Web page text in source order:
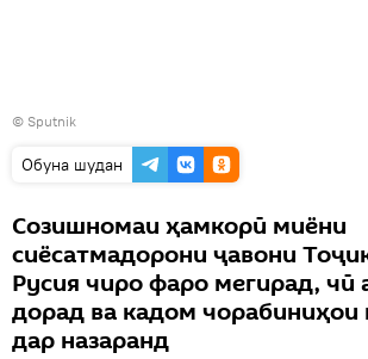
© Sputnik
Обуна шудан
Созишномаи ҳамкорӣ миёни
сиёсатмадорони ҷавони
Русия чиро фаро мегирад, чӣ
дорад ва кадом
дар назаранд